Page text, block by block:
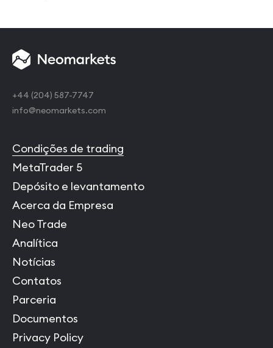
+44 (204) 587-7747
info@neomarkets.com
Condições de trading
MetaTrader 5
Depósito e levantamento
Acerca da Empresa
Neo Trade
Analítica
Notícias
Contatos
Parceria
Documentos
Privacy Policy